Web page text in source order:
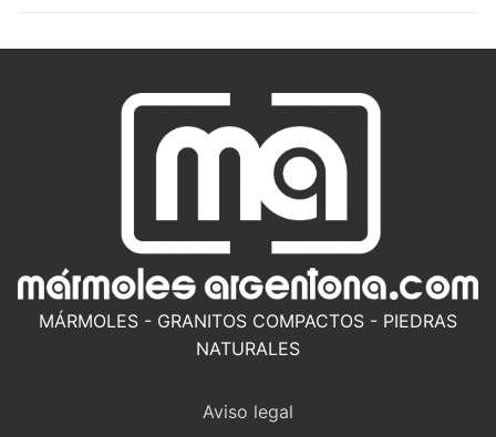
MÁRMOLES - GRANITOS COMPACTOS - PIEDRAS
NATURALES
Aviso legal